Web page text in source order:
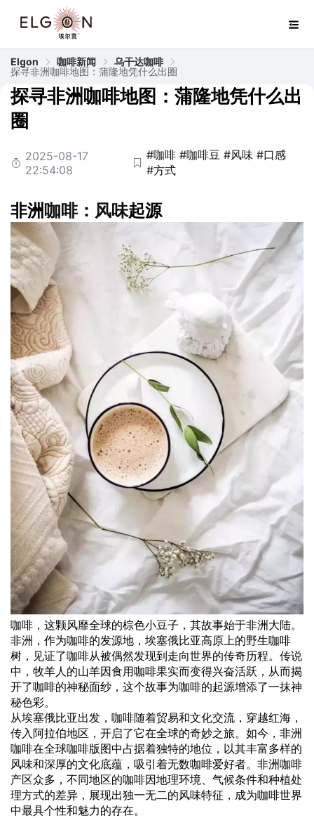
Elgon 咖啡新闻
乌干达咖啡
探寻非洲咖啡地图：蒲隆地凭什么出圈
探寻非洲咖啡地图：蒲隆地凭什么出
圈
2025-08-17
22:54:08
#咖啡 #咖啡豆 #风味 #口感
#方式
非洲咖啡： 风味起源
咖啡，这颗风靡全球的棕色小豆子，其故事始于非洲大陆。
非洲，作为咖啡的发源地，埃塞俄比亚高原上的野生咖啡
树，见证了咖啡从被偶然发现到走向世界的传奇历程。传说
中，牧羊人的山羊因食用咖啡果实而变得兴奋活跃，从而揭
开了咖啡的神秘面纱，这个故事为咖啡的起源增添了一抹神
秘色彩。
从埃塞俄比亚出发，咖啡随着贸易和文化交流，穿越红海，
传入阿拉伯地区，开启了它在全球的奇妙之旅。如今，非洲
咖啡在全球咖啡版图中占据着独特的地位，以其丰富多样的
风味和深厚的文化底蕴，吸引着无数咖啡爱好者。非洲咖啡
产区众多，不同地区的咖啡因地理环境、气候条件和种植处
理方式的差异，展现出独一无二的风味特征，成为咖啡世界
中最具个性和魅力的存在。